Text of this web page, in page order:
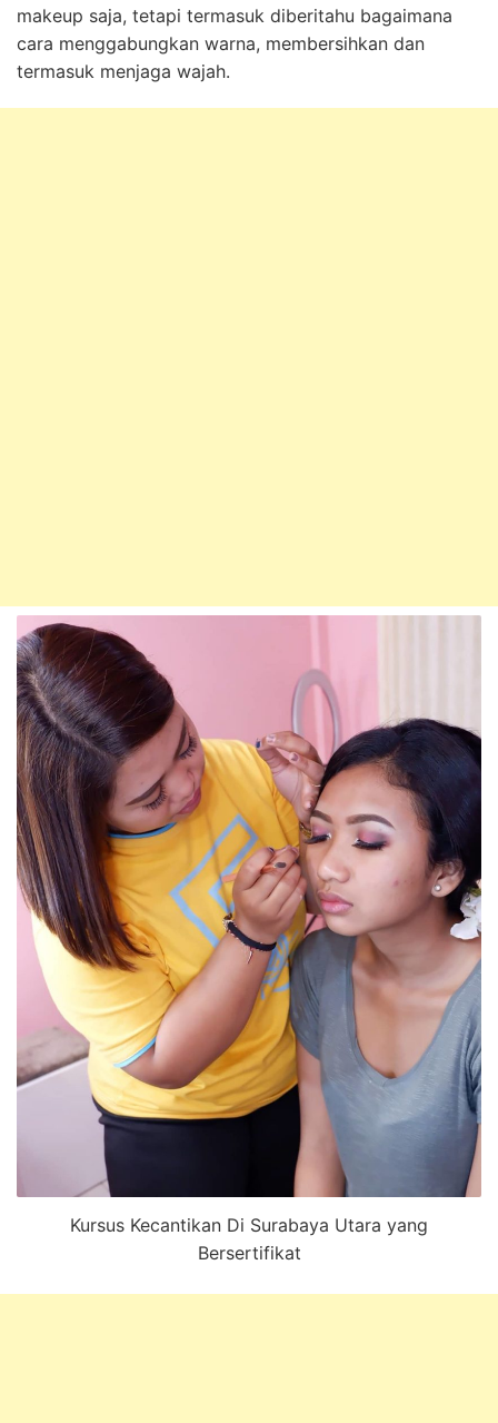
makeup saja, tetapi termasuk diberitahu bagaimana
cara menggabungkan warna, membersihkan dan
termasuk menjaga wajah.
Kursus Kecantikan Di Surabaya Utara yang
Bersertifikat